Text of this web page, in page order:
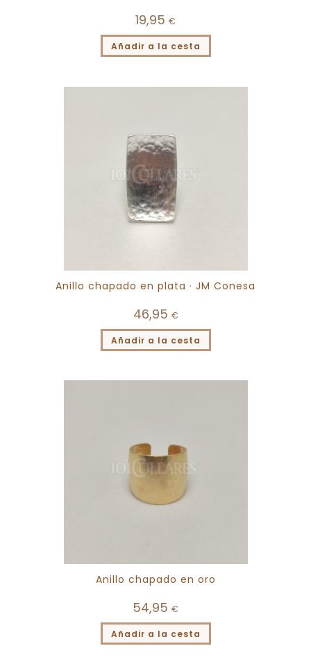
19,95 €
Añadir a la cesta
Anillo chapado en plata · JM Conesa
46,95 €
Añadir a la cesta
Anillo chapado en oro
54,95 €
Añadir a la cesta